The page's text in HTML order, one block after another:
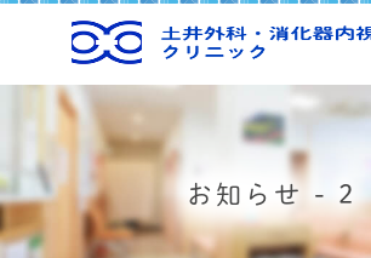
お知らせ - 2